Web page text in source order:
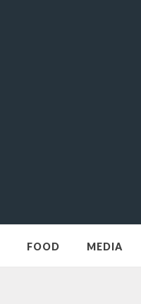
FOOD MEDIA